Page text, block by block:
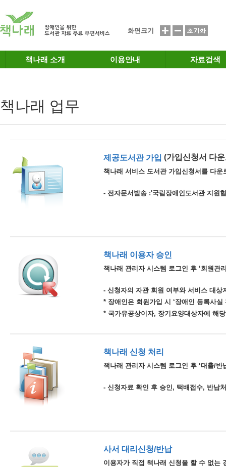
화면크기
책나래 소개 이용안내 자료검색
책나래 업무
제공도서관 가입 (가입신청서 다
책나래 서비스 도서관 가입신청서를 다
- 전자문서발송 :'국립장애인도서관 지원
책나래 이용자 승인
책나래 관리자 시스템 로그인 후 ‘회원관
- 신청자의 자관 회원 여부와 서비스 대상
* 장애인은 회원가입 시 ‘장애인 등록사
* 국가유공상이자, 장기요양대상자에 해
책나래 신청 처리
책나래 관리자 시스템 로그인 후 ‘대출/반
- 신청자료 확인 후 승인, 택배접수, 반납
사서 대리신청/반납
이용자가 직접 책나래 신청을 할 수 없는